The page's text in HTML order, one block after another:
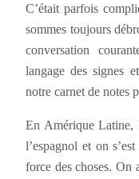
C’était parfois
sommes toujours
conversation
langage des signes
notre carnet de notes
En Amérique Latine,
l’espagnol et on
force des choses. On